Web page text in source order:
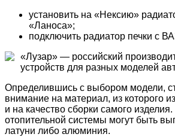
установить на «Нексию»
«Ланоса»;
подключить радиатор печки с
«Лузар» — российский
устройств для разных моделей
Определившись с выбором модели,
внимание на материал, из которого
и на качество сборки самого
отопительной системы могут быть
латуни либо алюминия.